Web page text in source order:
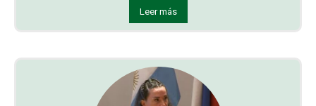
Leer más